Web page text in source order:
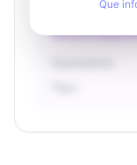
Que